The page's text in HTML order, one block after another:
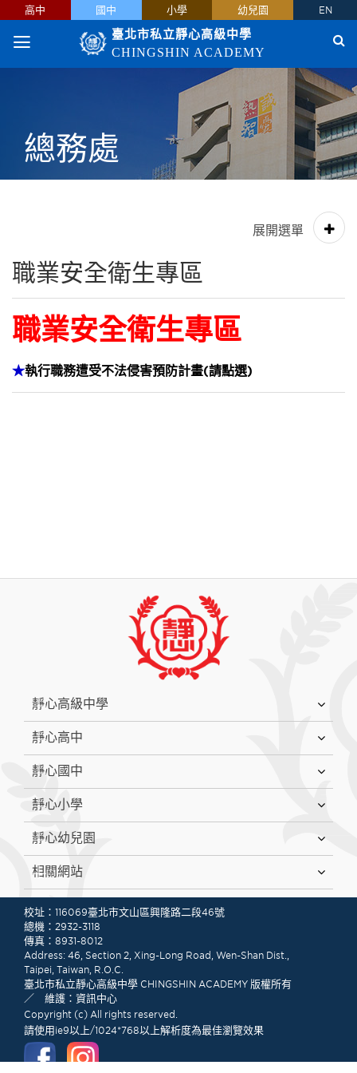
高中 國中 小學 幼兒園 EN
臺北市私立靜心高級中學
CHINGSHIN ACADEMY
總務處
職業安全衛生專區
職業安全衛生專區
★執行職務遭受不法侵害預防計畫(請點選)
靜心高級中學
靜心高中
靜心國中
靜心小學
靜心幼兒園
相關網站
校址：116069臺北市文山區興隆路二段46號
總機：2932-3118
傳真：8931-8012
Address: 46, Section 2, Xing-Long Road, Wen-Shan Dist.,
Taipei, Taiwan, R.O.C.
臺北市私立靜心高級中學 CHINGSHIN ACADEMY 版權所有
／ 維護：資訊中心
Copyright (c) All rights reserved.
請使用ie9以上/1024*768以上解析度為最佳瀏覽效果